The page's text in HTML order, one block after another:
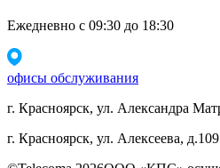
Ежедневно с 09:30 до 18:30
офисы обслуживания
г. Красноярск, ул. Александра
г. Красноярск, ул. Алексеева, д.109